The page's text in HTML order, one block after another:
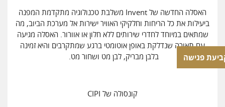
האסלה החדשה של Invent משלבת טכנולוגיה מתקדמת המפנה
ביעילות את כל הריחות וחלקיקי האוויר ישירות אל מערכת הביוב, מה
שמתאים במיוחד לחדרי שירותים ללא חלון או אוורור. האסלה מגיעה
עם תאורה שנדלקת באופן אוטומטי ברגע שמתקרבים והיא זמינה
בלבן מבריק, לבן מט ושחור מט.
קונסולה של CIPI
פגישה